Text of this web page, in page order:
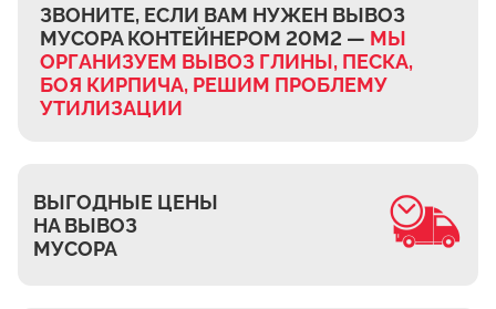
Паткино
Зелёная Слобода
Апариха
Запрудное
Редькино
ВЫГОДНЫЕ ЦЕНЫ
НА ВЫВОЗ
МУСОРА
ЗВОНИТЕ, ЕСЛИ ВАМ НУЖЕН ВЫВОЗ
МУСОРА КОНТЕЙНЕРОМ 20М2 — МЫ
ОРГАНИЗУЕМ ВЫВОЗ ГЛИНЫ, ПЕСКА,
БОЯ КИРПИЧА, РЕШИМ ПРОБЛЕМУ
УТИЛИЗАЦИИ